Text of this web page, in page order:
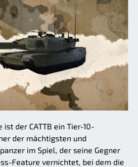
der CATTB ein Tier-10-
der mächtigsten und
im Spiel, der seine Gegner
Feature vernichtet, bei dem die